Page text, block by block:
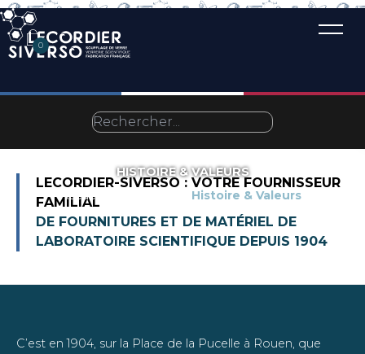
0
HISTOIRE & VALEURS
Accueil
Histoire & Valeurs
LECORDIER-SIVERSO : VOTRE FOURNISSEUR
FAMILIAL
DE FOURNITURES ET DE MATÉRIEL DE
LABORATOIRE SCIENTIFIQUE DEPUIS 1904
C’est en 1904, sur la Place de la Pucelle à Rouen, que